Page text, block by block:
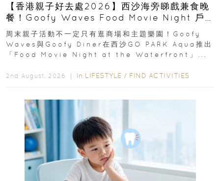
【香港親子好去處2026】西沙海旁睇戲兼食晚
餐！Goofy Waves Food Movie Night 戶
外影院逢週末登場
周末親子活動不一定只有逛商場和主題樂園！Goofy
Waves與Goofy Diner在西沙GO PARK Aqua推出
「Food Movie Night at the Waterfront」...
2nd August, 2026 ｜ In LIFESTYLE / FIND ACTIVITIES